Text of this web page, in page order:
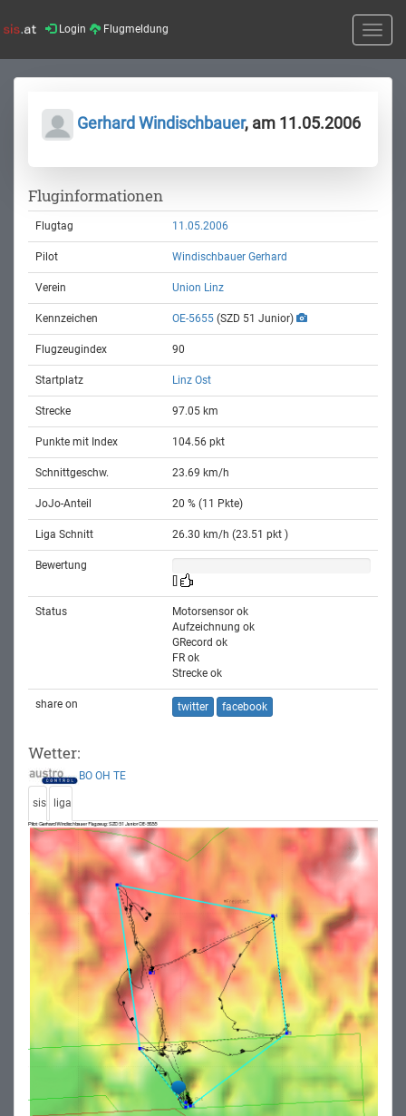
Login Flugmeldung
Toggle
Gerhard Windischbauer, am 11.05.2006
Fluginformationen
Flugtag 11.05.2006
Pilot Windischbauer Gerhard
Verein Union Linz
Kennzeichen OE-5655 (SZD 51 Junior)
Flugzeugindex 90
Startplatz Linz Ost
Strecke 97.05 km
Punkte mit Index 104.56 pkt
Schnittgeschw. 23.69 km/h
JoJo-Anteil 20 % (11 Pkte)
Liga Schnitt 26.30 km/h (23.51 pkt )
Bewertung
Status
Motorsensor ok
Aufzeichnung ok
GRecord ok
FR ok
Strecke ok
share on twitter facebook
Wetter:
BO OH TE
sis liga